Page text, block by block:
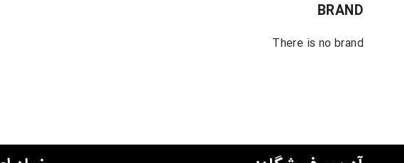
BRAND
There is no brand